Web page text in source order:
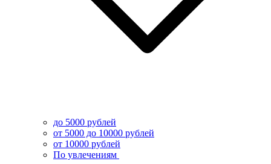
до 5000 рублей
от 5000 до 10000 рублей
от 10000 рублей
По увлечениям